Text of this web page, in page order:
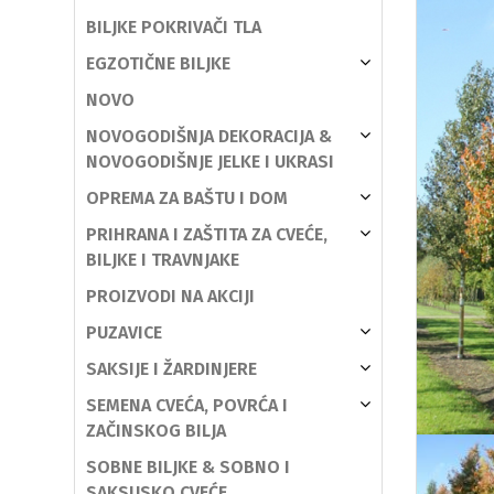
BILJKE POKRIVAČI TLA
EGZOTIČNE BILJKE
NOVO
NOVOGODIŠNJA DEKORACIJA &
NOVOGODIŠNJE JELKE I UKRASI
OPREMA ZA BAŠTU I DOM
PRIHRANA I ZAŠTITA ZA CVEĆE,
BILJKE I TRAVNJAKE
PROIZVODI NA AKCIJI
PUZAVICE
SAKSIJE I ŽARDINJERE
SEMENA CVEĆA, POVRĆA I
ZAČINSKOG BILJA
SOBNE BILJKE & SOBNO I